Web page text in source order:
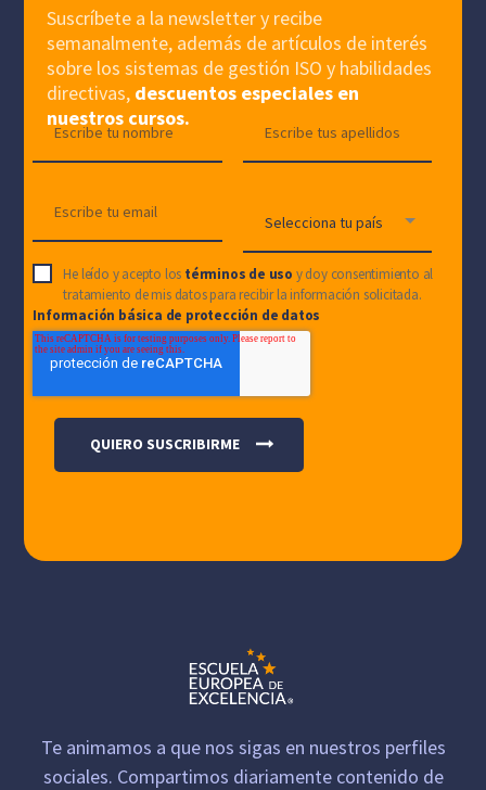
Suscríbete a la newsletter y recibe
semanalmente, además de artículos de interés
sobre los sistemas de gestión ISO y habilidades
directivas, descuentos especiales en
nuestros cursos.
He leído y acepto los términos de uso y doy consentimiento al
tratamiento de mis datos para recibir la información solicitada.
Información básica de protección de datos
Te animamos a que nos sigas en nuestros perfiles
sociales. Compartimos diariamente contenido de